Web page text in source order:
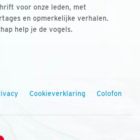
voor onze leden, met
en opmerkelijke verhalen.
help je de vogels.
Cookieverklaring Colofon